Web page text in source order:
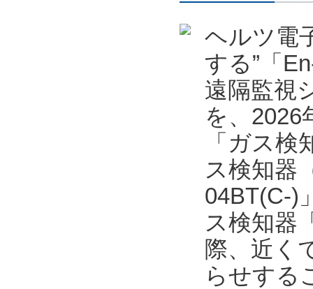
ヘルツ電
する”「
遠隔監視
を、2026
「ガス
ス検知器
04BT(C-)
ス検知器
際、近く
らせする